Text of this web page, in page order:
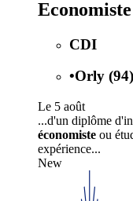
CDI
•Orly (94)
Le 5 août
...d'un diplôme
économiste ou
expérience...
New